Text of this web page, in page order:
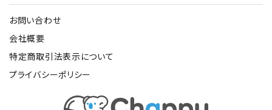
お問い合わせ
会社概要
特定商取引法表示について
プライバシーポリシー